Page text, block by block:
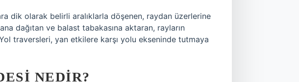
dik olarak belirli aralıklarla döşenen, raydan üzerlerine
dağıtan ve balast tabakasına aktaran, rayların
traversleri, yan etkilere karşı yolu ekseninde tutmaya
NEDIR?